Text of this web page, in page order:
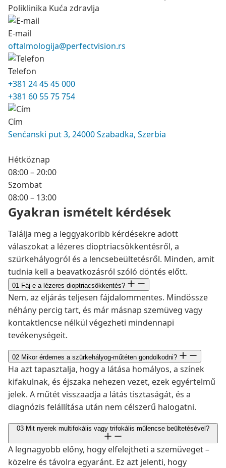
E-mail
oftalmologija@perfectvision.rs
Telefon
+381 24 45 45 000
+381 60 55 75 754
Cím
Senćanski put 3, 24000 Szabadka, Szerbia
Hétköznap
08:00 – 20:00
Szombat
08:00 – 13:00
Gyakran ismételt kérdések
Találja meg a leggyakoribb kérdésekre adott
válaszokat a lézeres dioptriacsökkentésről, a
szürkehályogról és a lencsebeültetésről. Minden, amit
tudnia kell a beavatkozásról szóló döntés előtt.
01 Fáj-e a lézeres dioptriacsökkentés?
Nem, az eljárás teljesen fájdalommentes. Mindössze
néhány percig tart, és már másnap szemüveg vagy
kontaktlencse nélkül végezheti mindennapi
tevékenységeit.
02 Mikor érdemes a szürkehályog-műtéten gondolkodni?
Ha azt tapasztalja, hogy a látása homályos, a színek
kifakulnak, és éjszaka nehezen vezet, ezek egyértelmű
jelek. A műtét visszaadja a látás tisztaságát, és a
diagnózis felállítása után nem célszerű halogatni.
03 Mit nyerek multifokális vagy trifokális műlencse beültetésével?
A legnagyobb előny, hogy elfelejtheti a szemüveget –
közelre és távolra egyaránt. Ez azt jelenti, hogy